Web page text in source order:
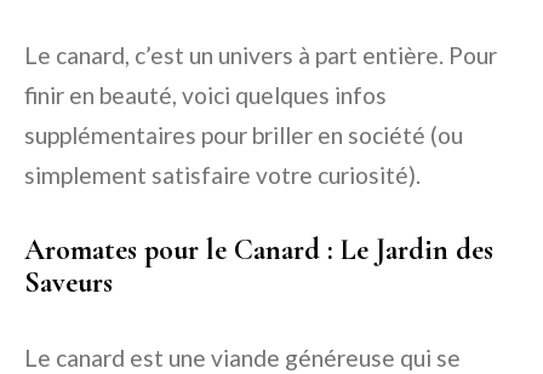
Le canard, c’est un univers à part entière. Pour
finir en beauté, voici quelques infos
supplémentaires pour briller en société (ou
simplement satisfaire votre curiosité).
Aromates pour le Canard : Le Jardin des
Saveurs
Le canard est une viande généreuse qui se